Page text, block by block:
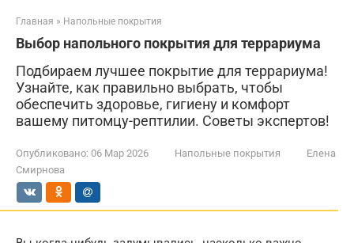
Главная » Напольные покрытия
Выбор напольного покрытия для террариума
Подбираем лучшее покрытие для террариума!
Узнайте, как правильно выбрать, чтобы
обеспечить здоровье, гигиену и комфорт
вашему питомцу-рептилии. Советы экспертов!
Опубликовано: 06 Мар 2026 Напольные покрытия
Елена
Смирнова